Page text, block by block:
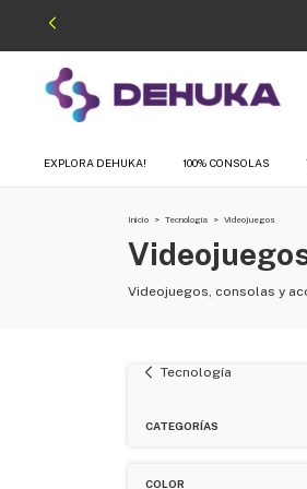
EXPLORA DEHUKA! 100% CONSOLAS
Inicio > Tecnología > Videojuegos
Videojuegos, consolas y
Tecnología
CATEGORÍAS
COLOR